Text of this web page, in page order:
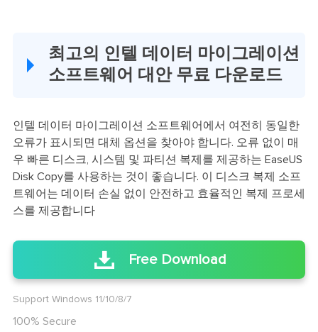
최고의 인텔 데이터 마이그레이션
소프트웨어 대안 무료 다운로드
인텔 데이터 마이그레이션 소프트웨어에서 여전히 동일한
오류가 표시되면 대체 옵션을 찾아야 합니다. 오류 없이 매
우 빠른 디스크, 시스템 및 파티션 복제를 제공하는 EaseUS
Disk Copy를 사용하는 것이 좋습니다. 이 디스크 복제 소프
트웨어는 데이터 손실 없이 안전하고 효율적인 복제 프로세
스를 제공합니다
Free Download
Support Windows 11/10/8/7
100% Secure